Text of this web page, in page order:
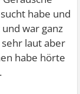
habe und
war ganz
laut aber
habe hörte